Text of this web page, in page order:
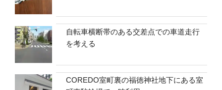
自転車横断帯のある交差点での車道走行
を考える
COREDO室町裏の福徳神社地下にある室